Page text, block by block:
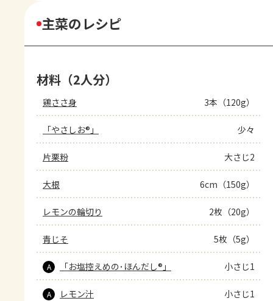
主菜のレシピ
材料（2人分）
鶏ささ身 3本（120g）
「やさしお®」 少々
片栗粉 大さじ2
大根 6cm（150g）
レモンの輪切り 2枚（20g）
青じそ 5枚（5g）
A 「お塩控えめの･ほんだし®」 小さじ1
A レモン汁 小さじ1